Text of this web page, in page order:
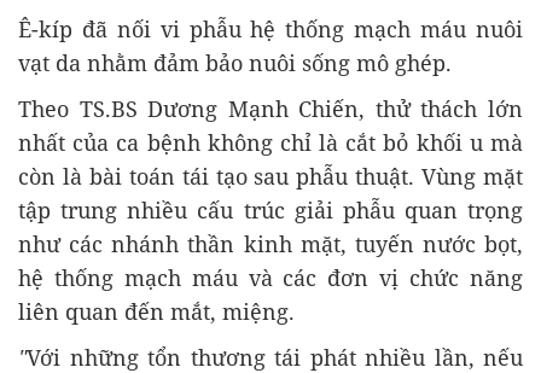
Ê-kíp đã nối vi phẫu hệ thống mạch máu nuôi
vạt da nhằm đảm bảo nuôi sống mô ghép.
Theo TS.BS Dương Mạnh Chiến, thử thách lớn
nhất của ca bệnh không chỉ là cắt bỏ khối u mà
còn là bài toán tái tạo sau phẫu thuật. Vùng mặt
tập trung nhiều cấu trúc giải phẫu quan trọng
như các nhánh thần kinh mặt, tuyến nước bọt,
hệ thống mạch máu và các đơn vị chức năng
liên quan đến mắt, miệng.
"Với những tổn thương tái phát nhiều lần, nếu